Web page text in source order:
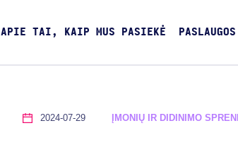
APIE TAI, KAIP MUS PASIEKĖ PASLAUGOS
2024-07-29 ĮMONIŲ IR DIDINIMO